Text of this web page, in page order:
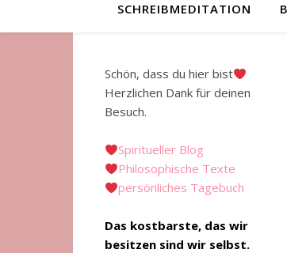
SCHREIBMEDITATION
Schön, dass du hier bist
Herzlichen Dank für deinen
Besuch.
Spiritueller Blog
Philosophische Texte
persönliches Tagebuch
Das kostbarste, das wir
besitzen sind wir selbst.